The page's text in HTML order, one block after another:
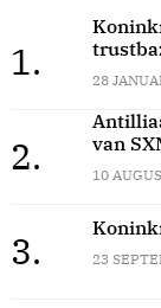
1. 28
2.
van
10
3. 23